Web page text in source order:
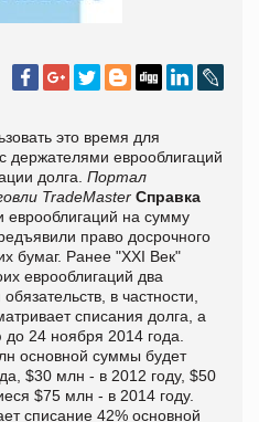
это время для
держателями еврооблигаций
долга. Портал
TradeMaster Справка
еврооблигаций на сумму
право досрочного
бумаг. Ранее "XXI Век"
еврооблигаций два
в частности,
списания долга, а
до 24 ноября 2014 года.
основной суммы будет
$30 млн - в 2012 году, $50
$75 млн - в 2014 году.
списание 42% основной